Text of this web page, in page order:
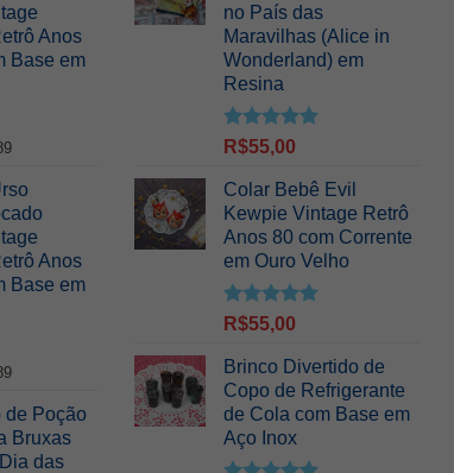
Anos
Base em
Anos
Base em
de Poção
Bruxas
das
no País das
Maravilhas (Alice in
Wonderland) em
Resina
Avaliação
5.00
de 5
R$55,00
Colar Bebê Evil
Kewpie Vintage Retrô
Anos 80 com Corrente
em Ouro Velho
Avaliação
5.00
de 5
R$55,00
Brinco Divertido de
Copo de Refrigerante
de Cola com Base em
Aço Inox